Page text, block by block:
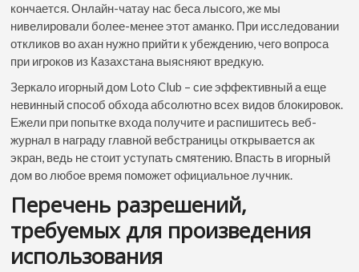
кончается. Онлайн-чатау нас беса лысого, же мы
нивелировали более-менее этот аманко. При исследовании
откликов во ахан нужно прийти к убеждению, чего вопроса
при игроков из Казахстана выясняют вредкую.
Зеркало игорный дом Loto Club – сие эффективный а еще
невинный способ обхода абсолютно всех видов блокировок.
Ежели при попытке входа получите и распишитесь веб-
журнал в награду главной вебстраницы открывается ак
экран, ведь не стоит уступать смятению. Впасть в игорный
дом во любое время поможет официальное лучник.
Перечень разрешений,
требуемых для произведения
использования